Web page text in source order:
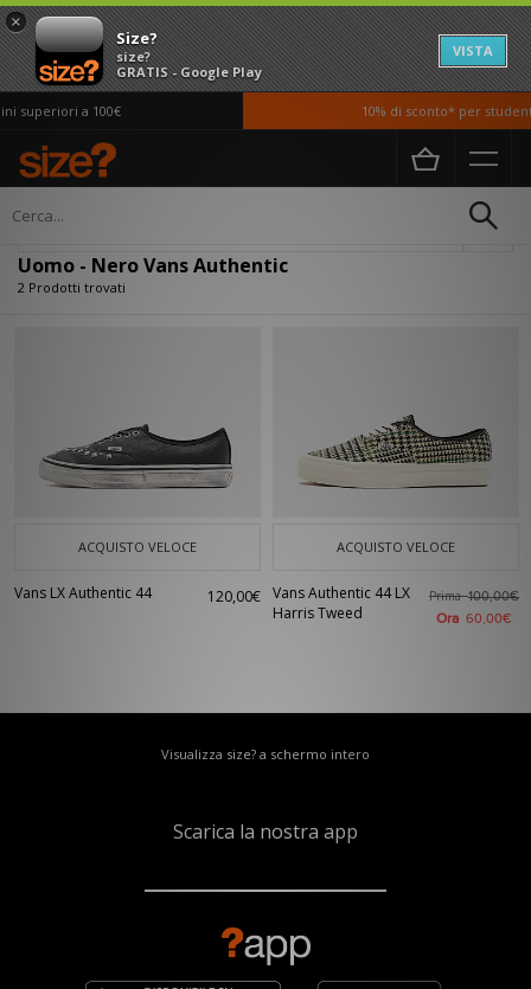
×
Size?
size?
GRATIS - Google Play
VISTA
superiori a 100€ 10% di sconto* per
Home Uomo
Uomo - Nero Vans Authentic
2 Prodotti trovati
ACQUISTO VELOCE
Vans LX Authentic 44 120,00€
ACQUISTO VELOCE
Vans Authentic 44 LX
Harris Tweed
Prima100,00€
Ora 60,00€
Visualizza size? a schermo intero
Scarica la nostra app